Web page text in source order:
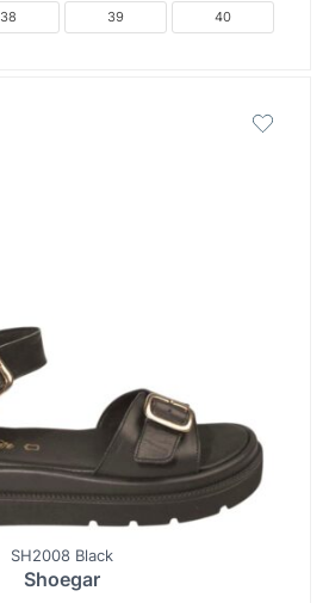
€79.00.
€59.00.
38 39 40
SH2008 Black
Shoegar